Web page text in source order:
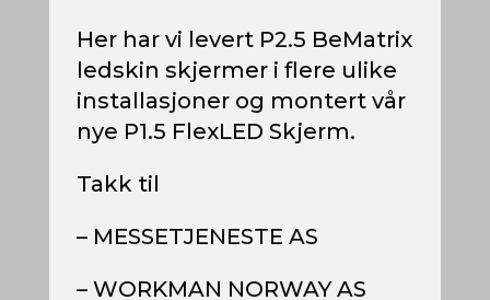
Her har vi levert P2.5 BeMatrix
ledskin skjermer i flere ulike
installasjoner og montert vår
nye P1.5 FlexLED Skjerm.
Takk til
– MESSETJENESTE AS
– WORKMAN NORWAY AS